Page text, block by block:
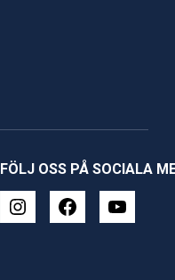
FÖLJ OSS PÅ SOCIALA